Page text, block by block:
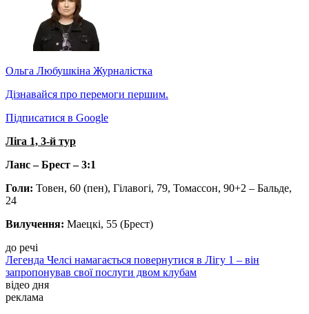
Ольга Любушкіна Журналістка
Дізнавайся про перемоги першим.
Підписатися в Google
Ліга 1, 3-й тур
Ланс – Брест – 3:1
Голи: Товен, 60 (пен), Гілавогі, 79, Томассон, 90+2 – Бальде,
24
Вилучення: Маецкі, 55 (Брест)
до речі
Легенда Челсі намагається повернутися в Лігу 1 – він
запропонував свої послуги двом клубам
відео дня
реклама